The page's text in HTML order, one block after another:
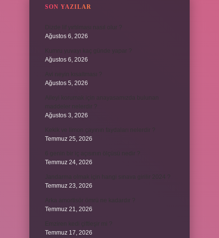
SON YAZILAR
Ağustos 6, 2026
Ağustos 6, 2026
Ağustos 5, 2026
Ağustos 3, 2026
Temmuz 25, 2026
Temmuz 24, 2026
Temmuz 23, 2026
Temmuz 21, 2026
Temmuz 17, 2026